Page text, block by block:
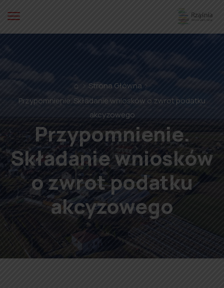
⌂
Strona Główna
Przypomnienie. Składanie wniosków o zwrot podatku
akcyzowego
Przypomnienie.
Składanie wniosków
o zwrot podatku
akcyzowego